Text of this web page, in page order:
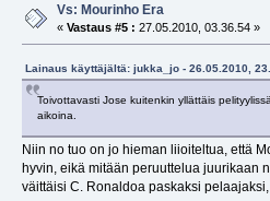
Vs: Mourinho Era
«Vastaus #5 : 27.05.2010, 03.36.54 »
Lainaus käyttäjältä: jukka_jo - 26.05.2010,
Toivottavasti Jose kuitenkin yllättäis
aikoina.
Niin no tuo on jo hieman liioiteltua, että
hyvin, eikä mitään peruuttelua juurikaan
väittäisi C. Ronaldoa paskaksi